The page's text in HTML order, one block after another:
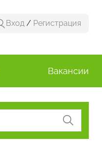
Вход / Регистрация
Вакансии